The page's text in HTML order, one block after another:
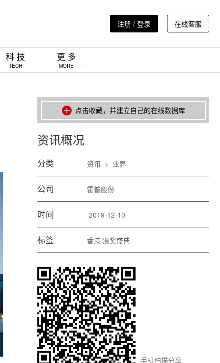
注册 / 登录 在线客服
科 技
TECH
更 多
MORE
点击收藏，并建立自己的在线数据库
资讯概况
分类 资讯> 业界
公司 霍普股份
时间 2019-12-10
标签 香港 颁奖盛典
手机扫描分享